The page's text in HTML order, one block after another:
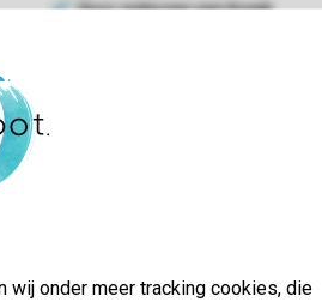
onder meer tracking cookies, die